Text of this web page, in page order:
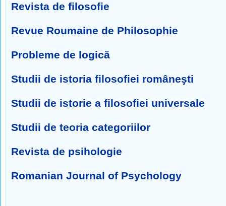
Revista de filosofie
Revue Roumaine de Philosophie
Probleme de logică
Studii de istoria filosofiei româneşti
Studii de istorie a filosofiei universale
Studii de teoria categoriilor
Revista de psihologie
Romanian Journal of Psychology